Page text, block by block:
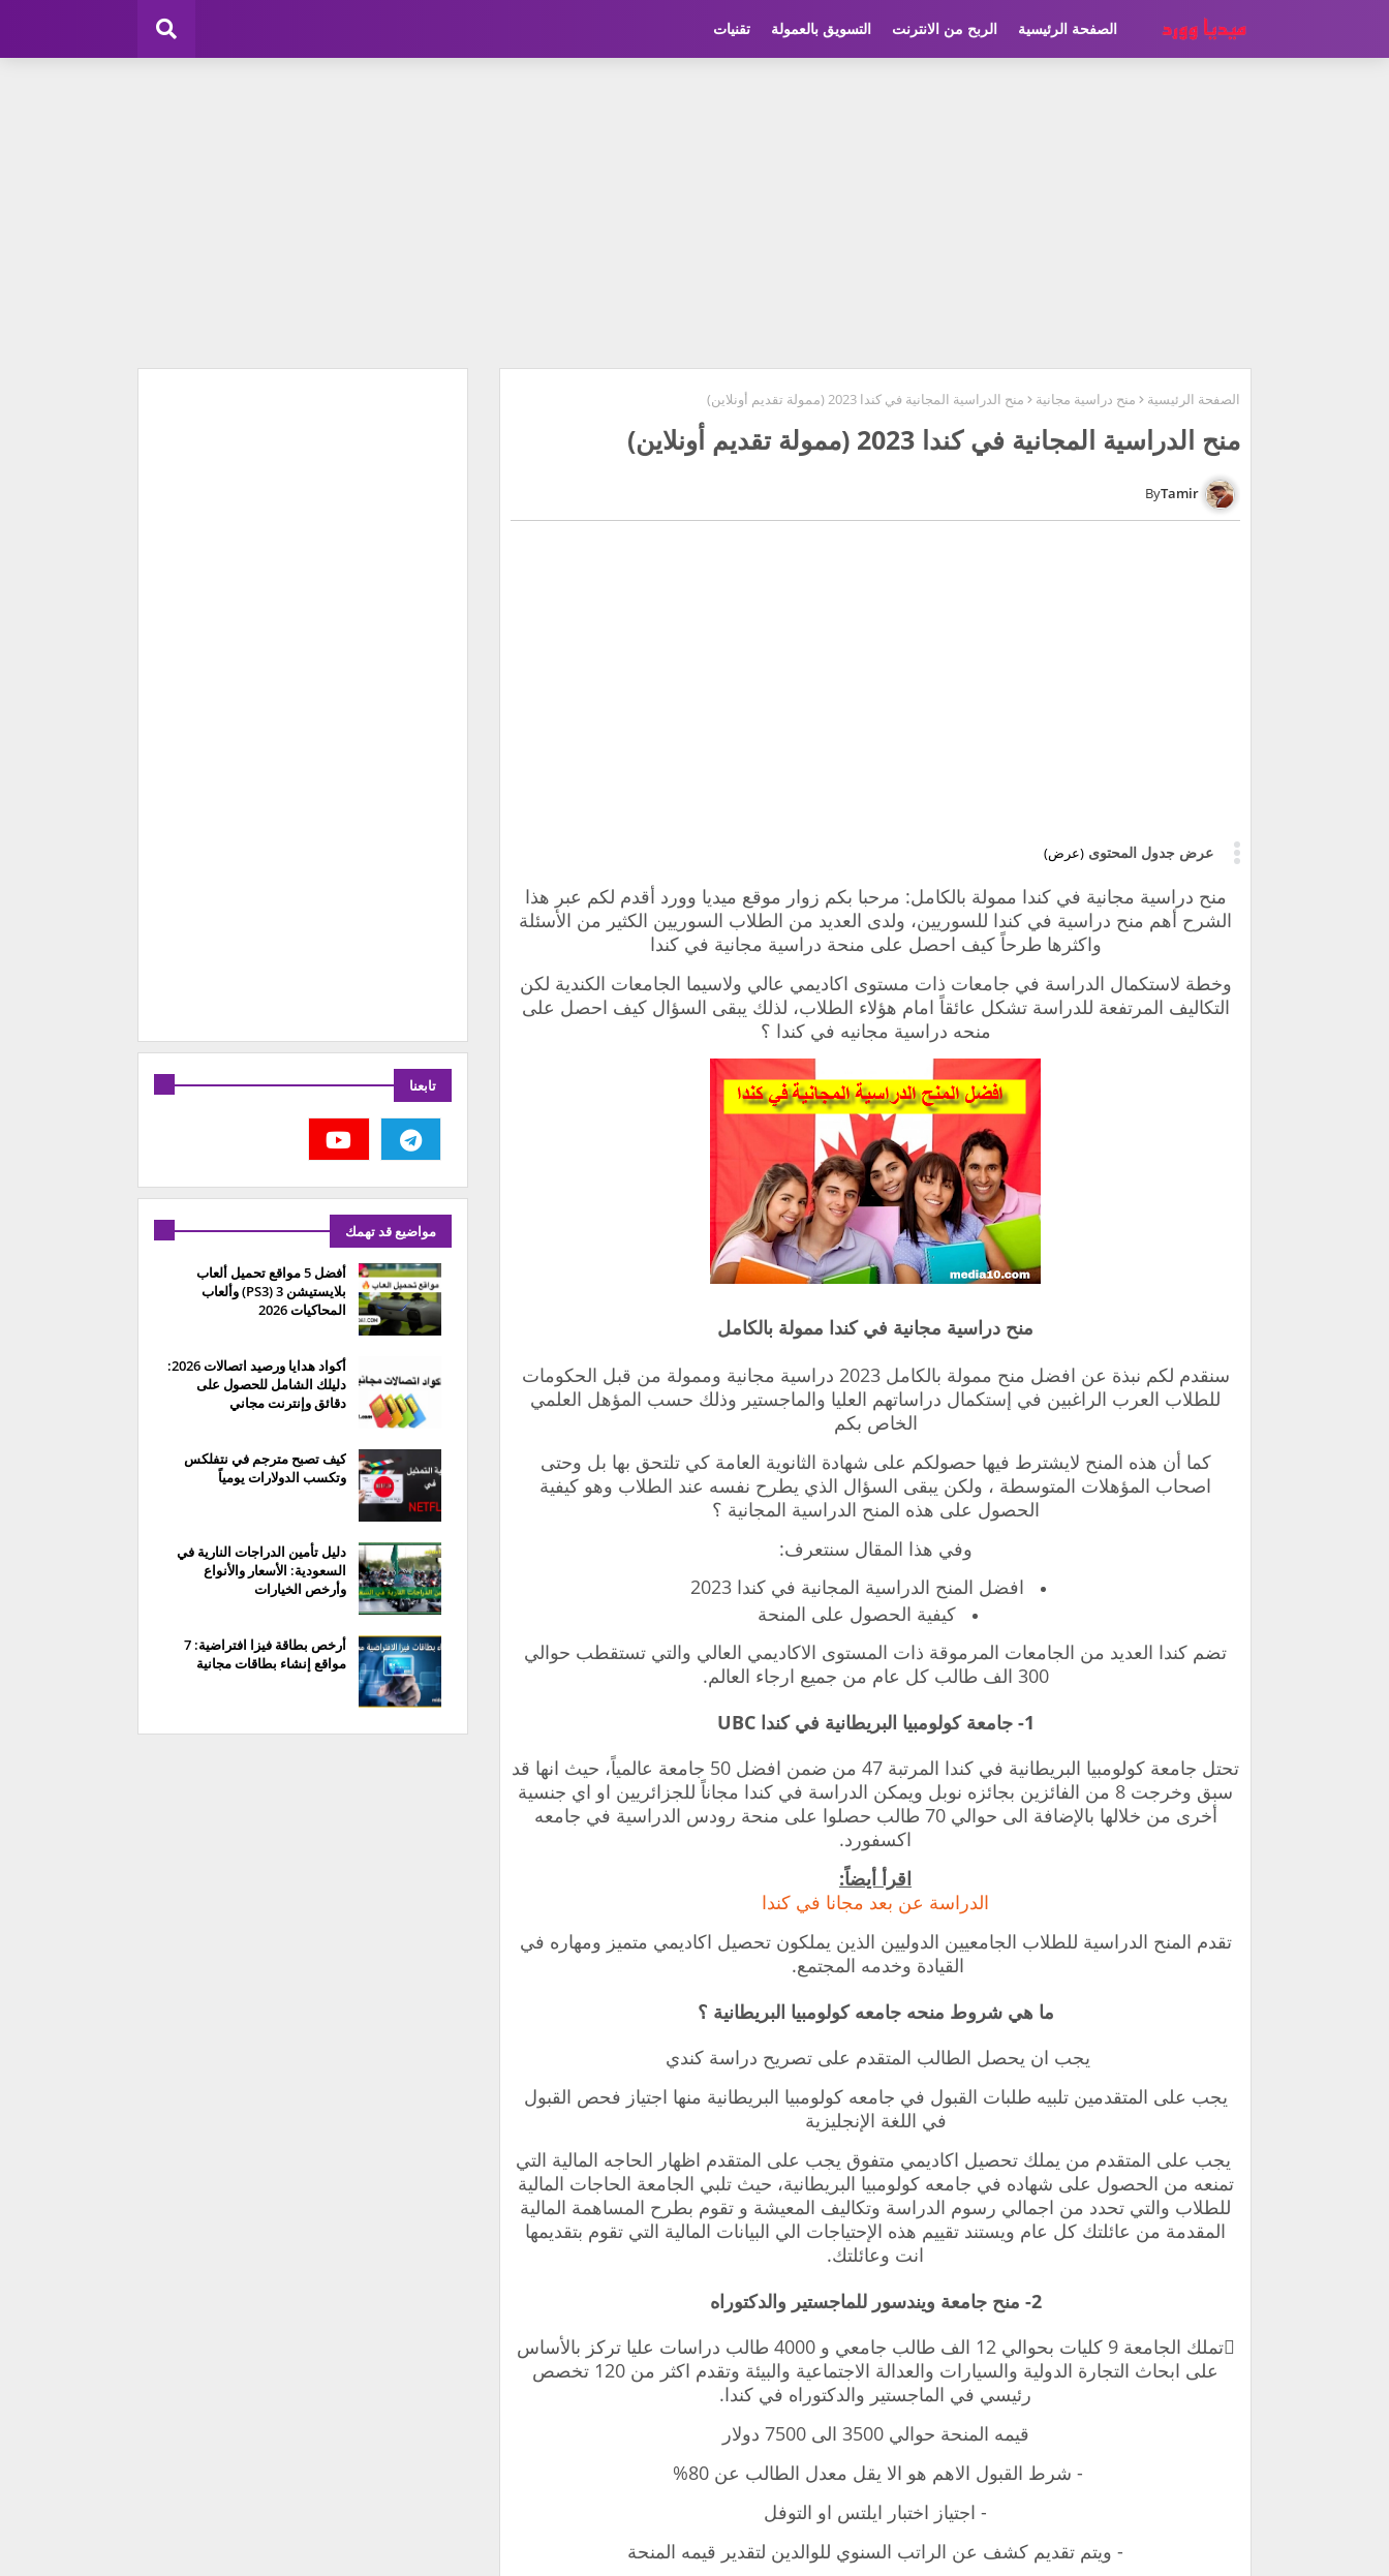
الصفحة الرئيسية الربح من الانترنت التسويق بالعمولة تقنيات
الصفحة الرئيسية منح دراسية مجانية منح الدراسية المجانية في كندا 2023 (ممولة تقديم أونلاين)
منح الدراسية المجانية في كندا 2023 (ممولة تقديم أونلاين)
Tamir
عرض جدول المحتوى (عرض)
منح دراسية مجانية في كندا ممولة بالكامل: مرحبا بكم زوار موقع ميديا وورد أقدم لكم عبر هذا
الشرح أهم منح دراسية في كندا للسوريين، ولدى العديد من الطلاب السوريين الكثير من الأسئلة
واكثرها طرحاًكيف احصل على منحة دراسية مجانية في كندا
وخطة لاستكمال الدراسة في جامعات ذات مستوى اكاديمي عالي ولاسيما الجامعات الكندية لكن
التكاليف المرتفعة للدراسة تشكل عائقاً امام هؤلاء الطلاب، لذلك يبقى السؤال كيف احصل على
منحه دراسية مجانيه في كندا ؟
منح دراسية مجانية في كندا ممولة بالكامل
سنقدم لكم نبذة عن افضل منح ممولة بالكامل 2023
دراسية مجانية وممولة من قبل الحكومات
للطلاب العرب الراغبين في إستكمال دراساتهم العليا والماجستير وذلك حسب المؤهل العلمي
الخاص بكم
كما أن هذه المنح لايشترط فيها حصولكم على شهادة الثانوية العامة كي تلتحق بها بل وحتى
اصحاب المؤهلات المتوسطة ، ولكن يبقى السؤال الذي يطرح نفسه عند الطلاب وهو كيفية
الحصول على هذه المنح الدراسية المجانية ؟
وفي هذا المقال سنتعرف:
افضل المنح الدراسية المجانية في كندا 2023
كيفية الحصول على المنحة
تضم كندا العديد من الجامعات المرموقة ذات المستوى الاكاديمي العالي والتي تستقطب حوالي
300 الف طالب كل عام من جميع ارجاء العالم.
1- جامعة كولومبيا البريطانية في كندا UBC
تحتل جامعة كولومبيا البريطانية في كندا المرتبة 47 من ضمن افضل 50 جامعة عالمياً، حيث انها قد
سبق وخرجت 8 من الفائزين بجائزه نوبل ويمكن الدراسة في كندا مجاناً للجزائريين او اي جنسية
أخرى من خلالها بالإضافة الى حوالي 70 طالب حصلوا على منحة رودس الدراسية في جامعه
اكسفورد.
اقرأ أيضاً:
الدراسة عن بعد مجانا في كندا
تقدم المنح الدراسية للطلاب الجامعيين الدوليين الذين يملكون تحصيل اكاديمي متميز ومهاره في
القيادة وخدمه المجتمع.
ما هي شروط منحه جامعه كولومبيا البريطانية ؟
يجب ان يحصل الطالب المتقدم على تصريح دراسة كندي
يجب على المتقدمين تلبيه طلبات القبول في جامعه كولومبيا البريطانية منها اجتياز فحص القبول
في اللغة الإنجليزية
يجب على المتقدم من يملك تحصيل اكاديمي متفوق يجب على المتقدم اظهار الحاجه المالية التي
تمنعه من الحصول على شهاده في جامعه كولومبيا البريطانية، حيث تلبي الجامعة الحاجات المالية
للطلاب والتي تحدد من اجمالي رسوم الدراسة وتكاليف المعيشة و تقوم بطرح المساهمة المالية
المقدمة من عائلتك كل عام ويستند تقييم هذه الإحتياجات الي البيانات المالية التي تقوم بتقديمها
انت وعائلتك.
2- منح جامعة ويندسور للماجستير والدكتوراه
تملك الجامعة 9 كليات بحوالي 12 الف طالب جامعي و 4000 طالب دراسات عليا تركز بالأساس
على ابحاث التجارة الدولية والسيارات والعدالة الاجتماعية والبيئة وتقدم اكثر من 120 تخصص
رئيسي في الماجستير والدكتوراه في كندا.
قيمه المنحة حوالي 3500 الى 7500 دولار
- شرط القبول الاهم هو الا يقل معدل الطالب عن 80%
- اجتياز اختبار ايلتس او التوفل
- ويتم تقديم كشف عن الراتب السنوي للوالدين لتقدير قيمه المنحة
تابعنا
مواضيع قد تهمك
أفضل 5 مواقع تحميل ألعاب
بلايستيشن 3 (PS3) وألعاب
المحاكيات 2026
أكواد هدايا ورصيد اتصالات 2026:
دليلك الشامل للحصول على
دقائق وإنترنت مجاني
كيف تصبح مترجم في نتفلكس
وتكسب الدولارات يومياً
دليل تأمين الدراجات النارية في
السعودية: الأسعار والأنواع
وأرخص الخيارات
أرخص بطاقة فيزا افتراضية: 7
مواقع إنشاء بطاقات مجانية